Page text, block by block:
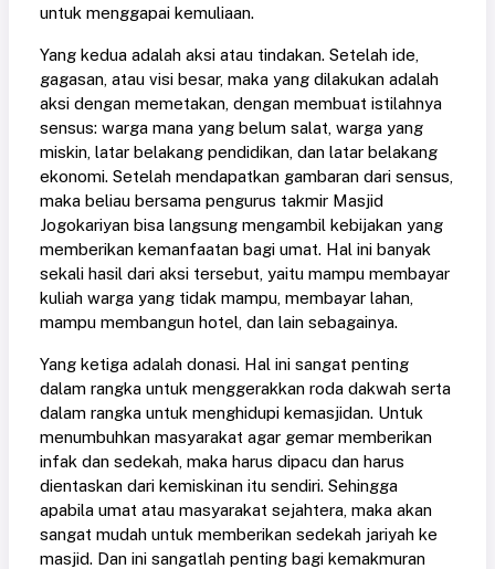
untuk menggapai kemuliaan.
Yang kedua adalah aksi atau tindakan. Setelah ide,
gagasan, atau visi besar, maka yang dilakukan adalah
aksi dengan memetakan, dengan membuat istilahnya
sensus: warga mana yang belum salat, warga yang
miskin, latar belakang pendidikan, dan latar belakang
ekonomi. Setelah mendapatkan gambaran dari sensus,
maka beliau bersama pengurus takmir Masjid
Jogokariyan bisa langsung mengambil kebijakan yang
memberikan kemanfaatan bagi umat. Hal ini banyak
sekali hasil dari aksi tersebut, yaitu mampu membayar
kuliah warga yang tidak mampu, membayar lahan,
mampu membangun hotel, dan lain sebagainya.
Yang ketiga adalah donasi. Hal ini sangat penting
dalam rangka untuk menggerakkan roda dakwah serta
dalam rangka untuk menghidupi kemasjidan. Untuk
menumbuhkan masyarakat agar gemar memberikan
infak dan sedekah, maka harus dipacu dan harus
dientaskan dari kemiskinan itu sendiri. Sehingga
apabila umat atau masyarakat sejahtera, maka akan
sangat mudah untuk memberikan sedekah jariyah ke
masjid. Dan ini sangatlah penting bagi kemakmuran